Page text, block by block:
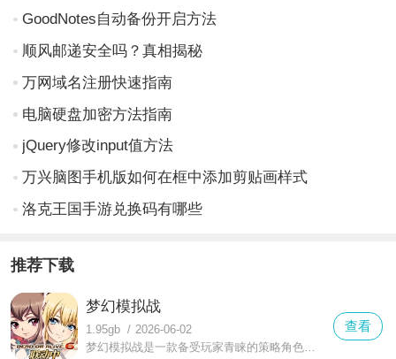
GoodNotes自动备份开启方法
顺风邮递安全吗？真相揭秘
万网域名注册快速指南
电脑硬盘加密方法指南
jQuery修改input值方法
万兴脑图手机版如何在框中添加剪贴画样式
洛克王国手游兑换码有哪些
推荐下载
梦幻模拟战
1.95gb / 2026-06-02
梦幻模拟战是一款备受玩家青睐的策略角色扮演游戏，它将经典战棋元素与现代游戏设计巧妙融合，让玩家既能沉浸于精彩的战斗体验，又能尽情享受丰富的剧情内容。
查看